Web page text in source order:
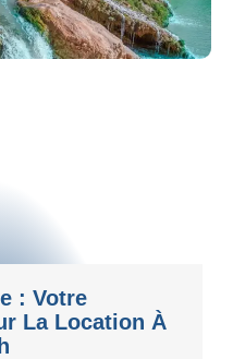
: Votre
La Location À